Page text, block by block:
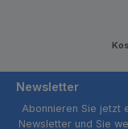
Newsletter
Abonnieren Sie jetzt
Newsletter und Sie